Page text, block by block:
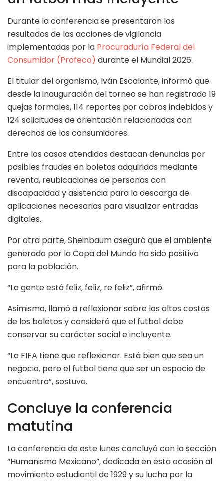
Durante la conferencia se presentaron los
resultados de las acciones de vigilancia
implementadas por la Procuraduría Federal del
Consumidor (Profeco) durante el Mundial 2026.
El titular del organismo, Iván Escalante, informó que
desde la inauguración del torneo se han registrado 19
quejas formales, 114 reportes por cobros indebidos y
124 solicitudes de orientación relacionadas con
derechos de los consumidores.
Entre los casos atendidos destacan denuncias por
posibles fraudes en boletos adquiridos mediante
reventa, reubicaciones de personas con
discapacidad y asistencia para la descarga de
aplicaciones necesarias para visualizar entradas
digitales.
Por otra parte, Sheinbaum aseguró que el ambiente
generado por la Copa del Mundo ha sido positivo
para la población.
“La gente está feliz, feliz, re feliz”, afirmó.
Asimismo, llamó a reflexionar sobre los altos costos
de los boletos y consideró que el futbol debe
conservar su carácter social e incluyente.
“La FIFA tiene que reflexionar. Está bien que sea un
negocio, pero el futbol tiene que ser un espacio de
encuentro”, sostuvo.
Concluye la conferencia
matutina
La conferencia de este lunes concluyó con la sección
“Humanismo Mexicano”, dedicada en esta ocasión al
movimiento estudiantil de 1929 y su lucha por la